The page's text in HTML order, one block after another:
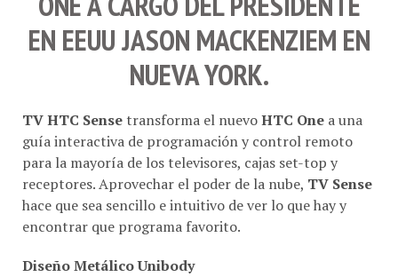
EN EEUUJASON MACKENZIEM EN
NUEVA YORK.
TV HTC Sense transforma el nuevoHTC One a una
guía interactiva de programación y control remoto
para la mayoría de los televisores, cajas set-top y
receptores. Aprovechar el poder de la nube, TV Sense
hace que sea sencillo e intuitivo de ver lo que hay y
encontrar que programa favorito.
Diseño Metálico Unibody